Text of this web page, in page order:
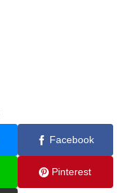
Facebook
Pinterest